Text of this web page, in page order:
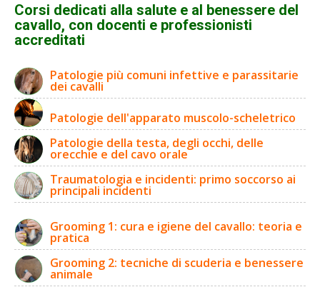
Corsi dedicati alla salute e al benessere del
cavallo, con docenti e professionisti
accreditati
Patologie più comuni infettive e parassitarie
dei cavalli
Patologie dell'apparato muscolo-scheletrico
Patologie della testa, degli occhi, delle
orecchie e del cavo orale
Traumatologia e incidenti: primo soccorso ai
principali incidenti
Grooming 1: cura e igiene del cavallo: teoria e
pratica
Grooming 2: tecniche di scuderia e benessere
animale